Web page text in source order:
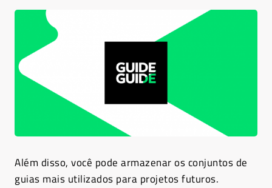
Além disso, você pode armazenar os conjuntos de
guias mais utilizados para projetos futuros.